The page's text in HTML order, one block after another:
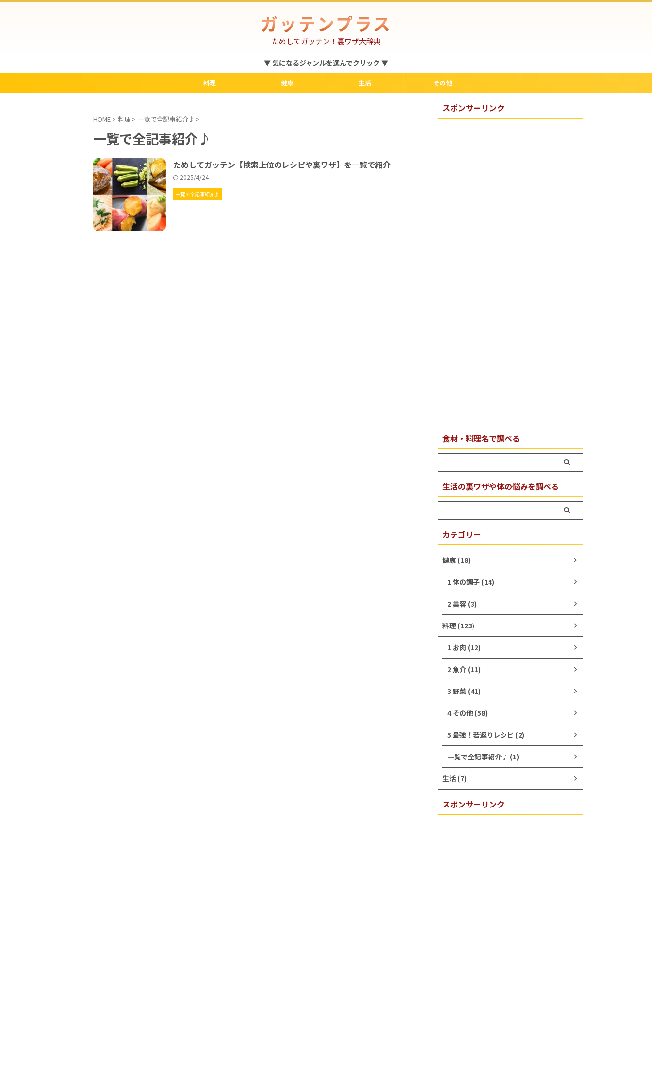
ガッテンプラス
ためしてガッテン！裏ワザ大辞典
▼ 気になるジャンルを選んでクリック ▼
料理 健康 生活 その他
HOME > 料理 > 一覧で全記事紹介♪ >
一覧で全記事紹介♪
ためしてガッテン【検索上位のレシピや裏ワザ】を一覧で紹介
2025/4/24
一覧で全記事紹介♪
スポンサーリンク
食材・料理名で調べる
生活の裏ワザや体の悩みを調べる
カテゴリー
健康 (18)
1 体の調子 (14)
2 美容 (3)
料理 (123)
1 お肉 (12)
2 魚介 (11)
3 野菜 (41)
4 その他 (58)
5 最強！若返りレシピ (2)
一覧で全記事紹介♪ (1)
生活 (7)
スポンサーリンク